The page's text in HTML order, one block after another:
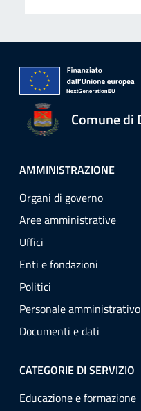
Comune di
AMMINISTRAZIONE
Organi di governo
Aree amministrative
Uffici
Enti e fondazioni
Politici
Personale amministrativo
Documenti e dati
CATEGORIE DI SERVIZIO
Educazione e formazione